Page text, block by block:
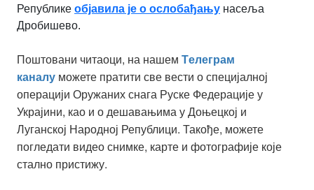
Републике објавила је о ослобађању насеља
Дробишево.
Поштовани читаоци, на нашем Tелеграм
каналу можете пратити све вести о специјалној
операцији Оружаних снага Руске Федерације у
Украјини, као и о дешавањима у Доњецкој и
Луганској Народној Републици. Такође, можете
погледати видео снимке, карте и фотографије које
стално пристижу.